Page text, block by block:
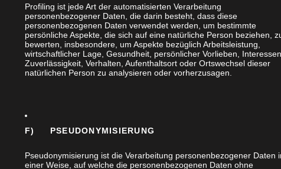
Profiling ist jede Art der automatisierten Verarbeitung
personenbezogener Daten, die darin besteht, dass diese
personenbezogenen Daten verwendet werden, um bestimmte
persönliche Aspekte, die sich auf eine natürliche Person beziehen,
bewerten, insbesondere, um Aspekte bezüglich Arbeitsleistung,
wirtschaftlicher Lage, Gesundheit, persönlicher Vorlieben, Interessen,
Zuverlässigkeit, Verhalten, Aufenthaltsort oder Ortswechsel dieser
natürlichen Person zu analysieren oder vorherzusagen.
F) PSEUDONYMISIERUNG
Pseudonymisierung ist die Verarbeitung personenbezogener Daten
einer Weise, auf welche die personenbezogenen Daten ohne